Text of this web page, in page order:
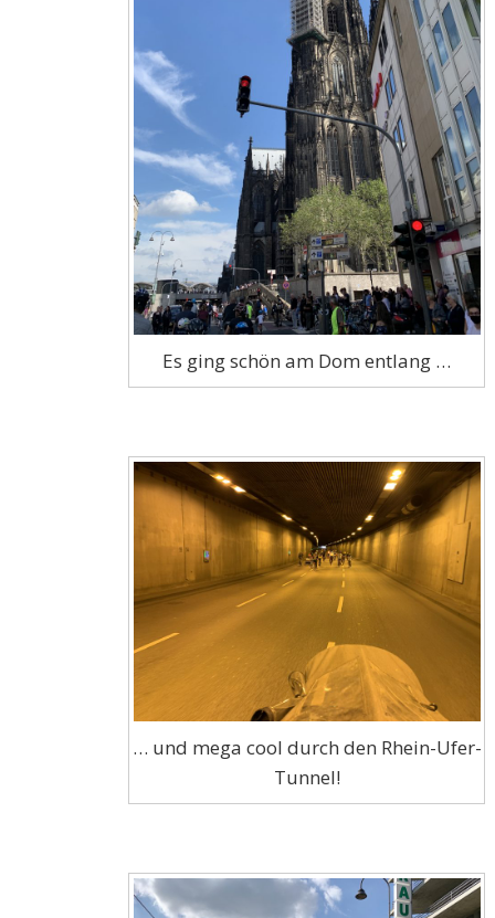
Es ging schön am Dom entlang …
… und mega cool durch den Rhein-Ufer-
Tunnel!